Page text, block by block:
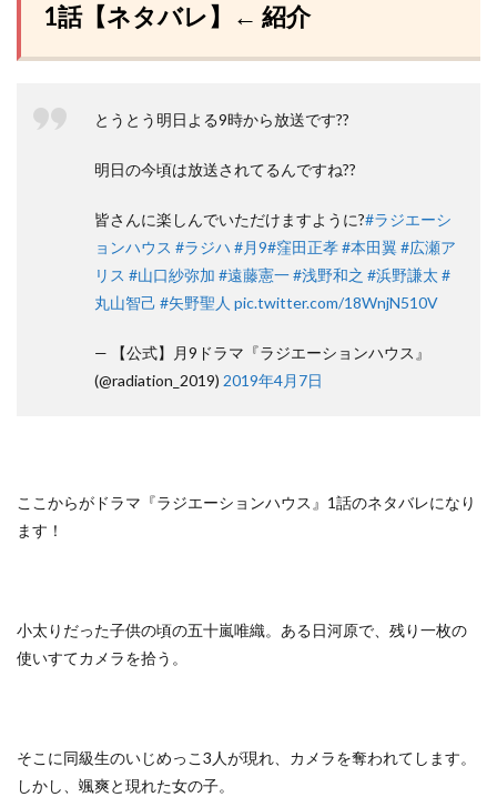
1話【ネタバレ】← 紹介
とうとう明日よる9時から放送です??
明日の今頃は放送されてるんですね??
皆さんに楽しんでいただけますように?#ラジエーシ
ョンハウス #ラジハ #月9#窪田正孝#本田翼 #広瀬ア
リス #山口紗弥加 #遠藤憲一#浅野和之 #浜野謙太 #
丸山智己 #矢野聖人 pic.twitter.com/18WnjN510V
— 【公式】月9ドラマ『ラジエーションハウス』
(@radiation_2019) 2019年4月7日
ここからがドラマ『ラジエーションハウス』1話のネタバレになり
ます！
小太りだった子供の頃の五十嵐唯織。ある日河原で、残り一枚の
使いすてカメラを拾う。
そこに同級生のいじめっこ3人が現れ、カメラを奪われてします。
しかし、颯爽と現れた女の子。